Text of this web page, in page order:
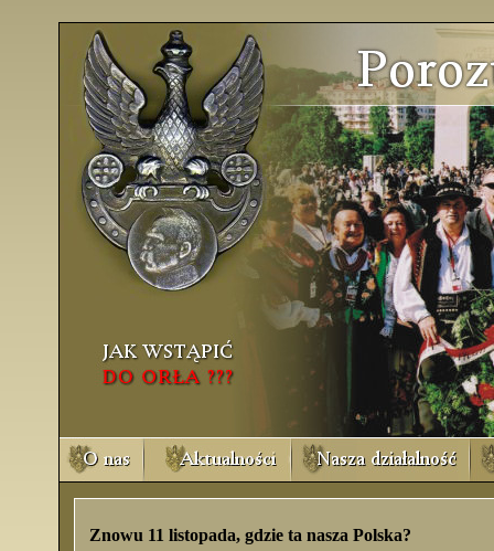
Znowu 11 listopada, gdzie ta nasza Polska?